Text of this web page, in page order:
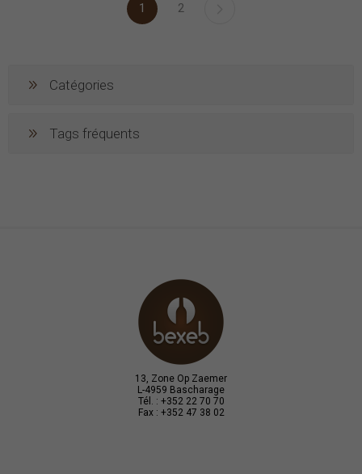
1 2
Catégories
Tags fréquents
13, Zone Op Zaemer
L-4959 Bascharage
Tél. : +352 22 70 70
Fax : +352 47 38 02